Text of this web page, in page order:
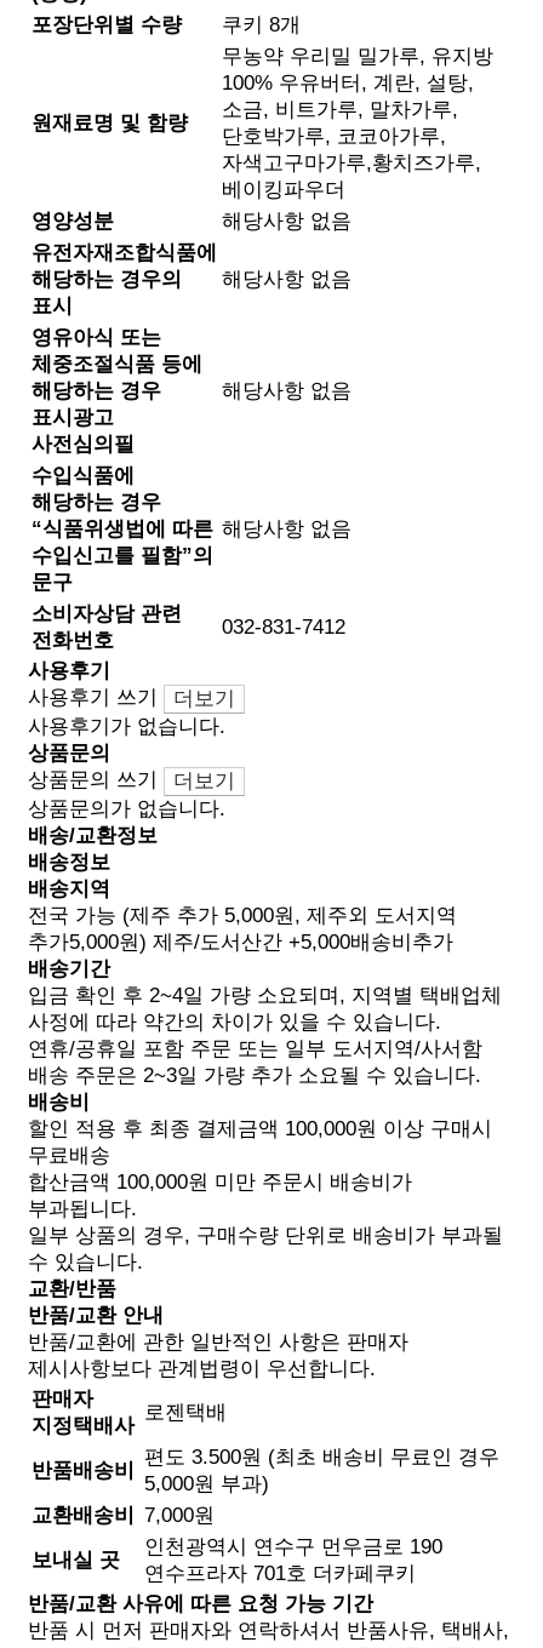
포장단위별 수량
쿠키 8개
원재료명 및 함량
무농약 우리밀 밀가루, 유지방
100% 우유버터, 계란, 설탕,
소금, 비트가루, 말차가루,
단호박가루, 코코아가루,
자색고구마가루,황치즈가루,
베이킹파우더
영양성분
해당사항 없음
유전자재조합식품에
해당하는 경우의
표시
해당사항 없음
영유아식 또는
체중조절식품 등에
해당하는 경우
표시광고
사전심의필
해당사항 없음
수입식품에
해당하는 경우
“식품위생법에 따른
수입신고를 필함”의
문구
해당사항 없음
소비자상담 관련
전화번호
032-831-7412
사용후기
사용후기 쓰기
더보기
사용후기가 없습니다.
상품문의
상품문의 쓰기
더보기
상품문의가 없습니다.
배송/교환정보
배송정보
배송지역
전국 가능 (제주 추가 5,000원, 제주외 도서지역
추가5,000원) 제주/도서산간 +5,000배송비추가
배송기간
입금 확인 후 2~4일 가량 소요되며, 지역별 택배업체
사정에 따라 약간의 차이가 있을 수 있습니다.
연휴/공휴일 포함 주문 또는 일부 도서지역/사서함
배송 주문은 2~3일 가량 추가 소요될 수 있습니다.
배송비
할인 적용 후 최종 결제금액 100,000원 이상 구매시
무료배송
합산금액 100,000원 미만 주문시 배송비가
부과됩니다.
일부 상품의 경우, 구매수량 단위로 배송비가 부과될
수 있습니다.
교환/반품
반품/교환 안내
반품/교환에 관한 일반적인 사항은 판매자
제시사항보다 관계법령이 우선합니다.
판매자
지정택배사
로젠택배
반품배송비
편도 3.500원 (최초 배송비 무료인 경우
5,000원 부과)
교환배송비
7,000원
보내실 곳
인천광역시 연수구 먼우금로 190
연수프라자 701호 더카페쿠키
반품/교환 사유에 따른 요청 가능 기간
반품 시 먼저 판매자와 연락하셔서 반품사유, 택배사,